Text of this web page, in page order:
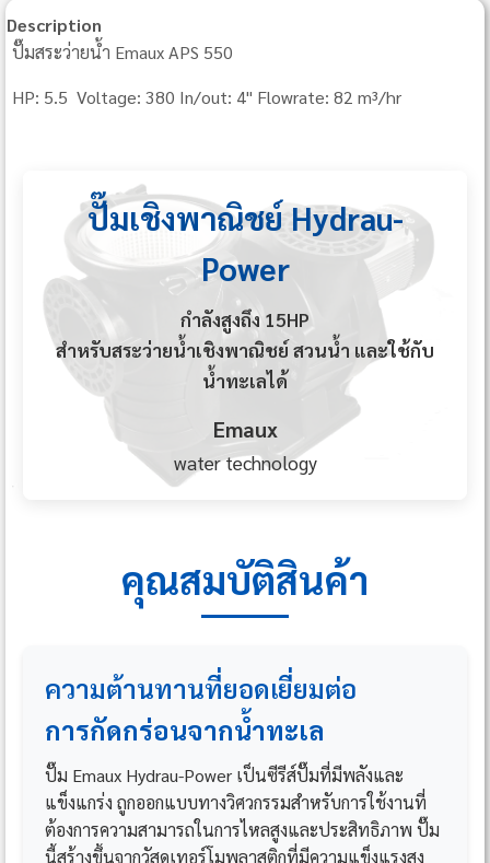
Description
ปั๊มสระว่ายน้ำ Emaux APS 550
HP: 5.5 Voltage: 380 In/out: 4" Flowrate: 82 m³/hr
ปั๊มเชิงพาณิชย์ Hydrau-
Power
กำลังสูงถึง 15HP
สำหรับสระว่ายน้ำเชิงพาณิชย์ สวนน้ำ และใช้กับ
น้ำทะเลได้
Emaux
water technology
คุณสมบัติสินค้า
ความต้านทานที่ยอดเยี่ยมต่อ
การกัดกร่อนจากน้ำทะเล
ปั๊ม Emaux Hydrau-Power เป็นซีรีส์ปั๊มที่มีพลังและ
แข็งแกร่ง ถูกออกแบบทางวิศวกรรมสำหรับการใช้งานที่
ต้องการความสามารถในการไหลสูงและประสิทธิภาพ ปั๊ม
นี้สร้างขึ้นจากวัสดุเทอร์โมพลาสติกที่มีความแข็งแรงสูง